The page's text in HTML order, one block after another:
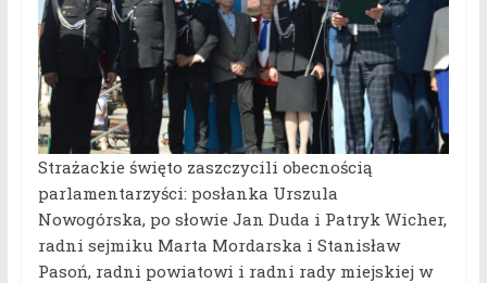
Strażackie święto zaszczycili obecnością
parlamentarzyści: posłanka Urszula
Nowogórska, po słowie Jan Duda i Patryk Wicher,
radni sejmiku Marta Mordarska i Stanisław
Pasoń, radni powiatowi i radni rady miejskiej w